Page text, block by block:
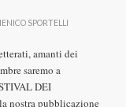
SPORTELLI
amanti dei
saremo a
DEI
nostra pubblicazione